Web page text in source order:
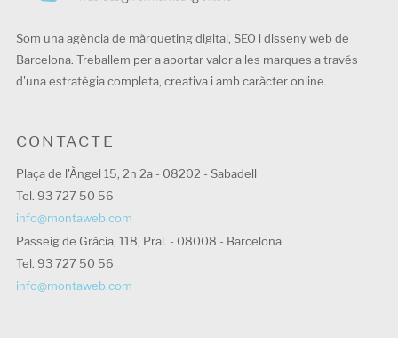
Som una agència de màrqueting digital, SEO i disseny web de
Barcelona. Treballem per a aportar valor a les marques a través
d'una estratègia completa, creativa i amb caràcter online.
CONTACTE
Plaça de l'Àngel 15, 2n 2a - 08202 - Sabadell
Tel. 93 727 50 56
info@montaweb.com
Passeig de Gràcia, 118, Pral. - 08008 - Barcelona
Tel. 93 727 50 56
info@montaweb.com